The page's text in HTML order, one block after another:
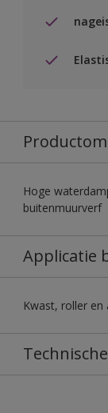
Hoge
buitenmuurverf
Applicatie
Kwast, roller en